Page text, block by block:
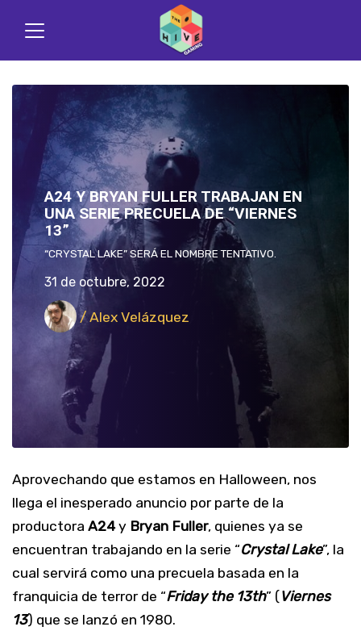
A24 Y BRYAN FULLER TRABAJAN EN
UNA SERIE PRECUELA DE “VIERNES
13”
“CRYSTAL LAKE” SERÁ EL NOMBRE TENTATIVO.
31 de octubre, 2022
/ Alex Velázquez
Aprovechando que estamos en Halloween, nos
llega el inesperado anuncio por parte de la
productora A24y Bryan Fuller, quienes ya se
encuentran trabajando en la serie “Crystal Lake”, la
cual servirá como una precuela basada en la
franquicia de terror de “Friday the 13th” ( Viernes
13) que se lanzó en 1980.